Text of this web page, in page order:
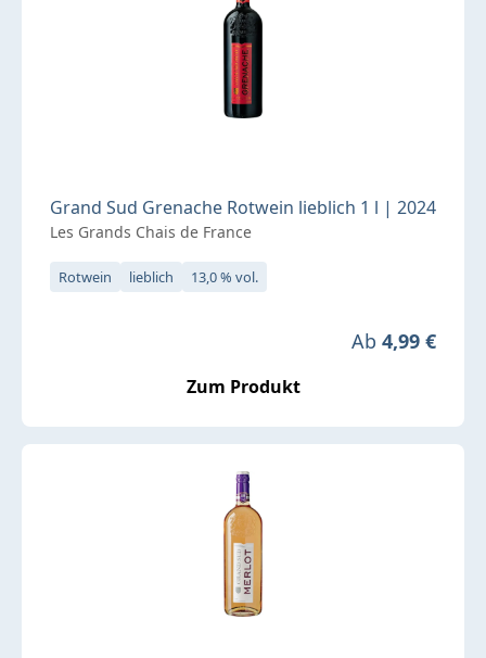
Grand Sud Grenache Rotwein lieblich 1 l | 2024
Les Grands Chais de France
Rotwein lieblich 13,0 % vol.
Regulärer
Ab 4,99 €
Zum Produkt